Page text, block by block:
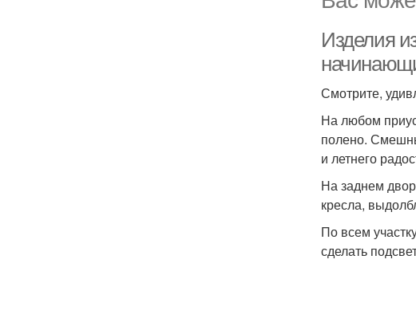
Изделия
Смотрите,
На любом
полено.
и летнего
На заднем
кресла,
По всем
сделать